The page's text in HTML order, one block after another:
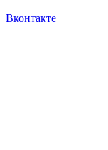
Вконтакте